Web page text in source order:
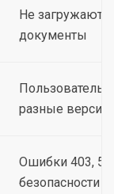
Не
документы
Пользователь
разные версии
Ошибки 403,
безопасности